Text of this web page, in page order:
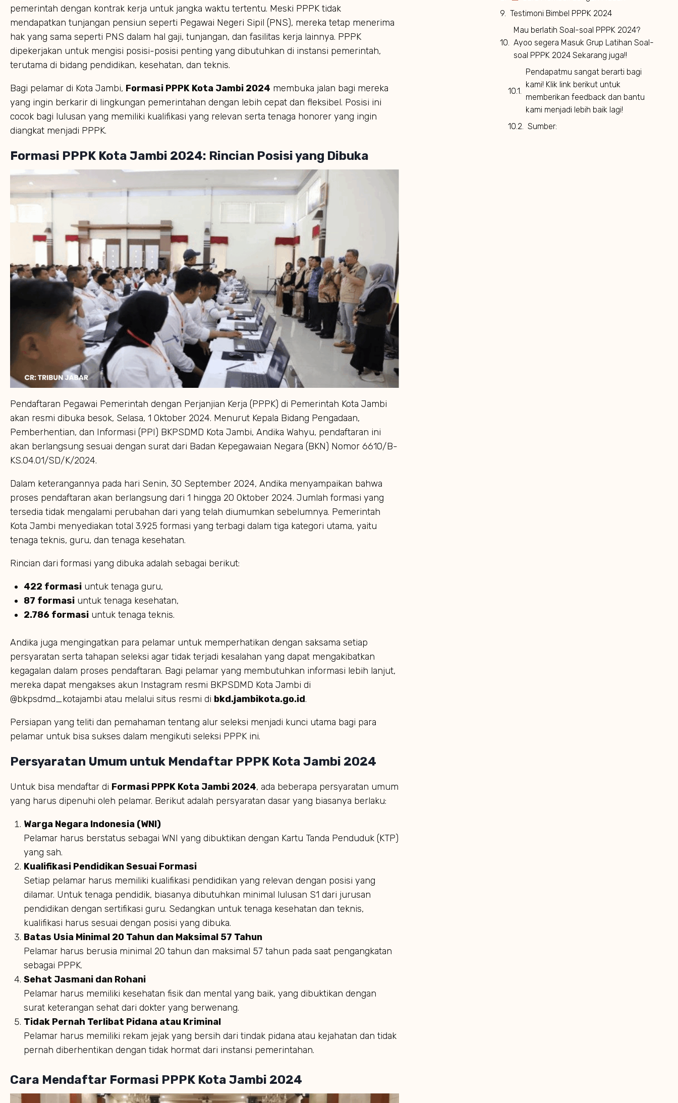
pemerintah dengan kontrak kerja untuk jangka waktu tertentu. Meski PPPK tidak
mendapatkan tunjangan pensiun seperti Pegawai Negeri Sipil (PNS), mereka tetap menerima
hak yang sama seperti PNS dalam hal gaji, tunjangan, dan fasilitas kerja lainnya. PPPK
dipekerjakan untuk mengisi posisi-posisi penting yang dibutuhkan di instansi pemerintah,
terutama di bidang pendidikan, kesehatan, dan teknis.
Bagi pelamar di Kota Jambi, Formasi PPPK Kota Jambi 2024 membuka jalan bagi mereka
yang ingin berkarir di lingkungan pemerintahan dengan lebih cepat dan fleksibel. Posisi ini
cocok bagi lulusan yang memiliki kualifikasi yang relevan serta tenaga honorer yang ingin
diangkat menjadi PPPK.
Formasi PPPK Kota Jambi 2024: Rincian Posisi yang Dibuka
Pendaftaran Pegawai Pemerintah dengan Perjanjian Kerja (PPPK) di Pemerintah Kota Jambi
akan resmi dibuka besok, Selasa, 1 Oktober 2024. Menurut Kepala Bidang Pengadaan,
Pemberhentian, dan Informasi (PPI) BKPSDMD Kota Jambi, Andika Wahyu, pendaftaran ini
akan berlangsung sesuai dengan surat dari Badan Kepegawaian Negara (BKN) Nomor 6610/B-
KS.04.01/SD/K/2024.
Dalam keterangannya pada hari Senin, 30 September 2024, Andika menyampaikan bahwa
proses pendaftaran akan berlangsung dari 1 hingga 20 Oktober 2024. Jumlah formasi yang
tersedia tidak mengalami perubahan dari yang telah diumumkan sebelumnya. Pemerintah
Kota Jambi menyediakan total 3.925 formasi yang terbagi dalam tiga kategori utama, yaitu
tenaga teknis, guru, dan tenaga kesehatan.
Rincian dari formasi yang dibuka adalah sebagai berikut:
422 formasi untuk tenaga guru,
87 formasi untuk tenaga kesehatan,
2.786 formasi untuk tenaga teknis.
Andika juga mengingatkan para pelamar untuk memperhatikan dengan saksama setiap
persyaratan serta tahapan seleksi agar tidak terjadi kesalahan yang dapat mengakibatkan
kegagalan dalam proses pendaftaran. Bagi pelamar yang membutuhkan informasi lebih lanjut,
mereka dapat mengakses akun Instagram resmi BKPSDMD Kota Jambi di
@bkpsdmd_kotajambi atau melalui situs resmi di bkd.jambikota.go.id.
Persiapan yang teliti dan pemahaman tentang alur seleksi menjadi kunci utama bagi para
pelamar untuk bisa sukses dalam mengikuti seleksi PPPK ini.
Persyaratan Umum untuk Mendaftar PPPK Kota Jambi 2024
Untuk bisa mendaftar di Formasi PPPK Kota Jambi 2024, ada beberapa persyaratan umum
yang harus dipenuhi oleh pelamar. Berikut adalah persyaratan dasar yang biasanya berlaku:
Warga Negara Indonesia (WNI)
Pelamar harus berstatus sebagai WNI yang dibuktikan dengan Kartu Tanda Penduduk (KTP)
yang sah.
Kualifikasi Pendidikan Sesuai Formasi
Setiap pelamar harus memiliki kualifikasi pendidikan yang relevan dengan posisi yang
dilamar. Untuk tenaga pendidik, biasanya dibutuhkan minimal lulusan S1 dari jurusan
pendidikan dengan sertifikasi guru. Sedangkan untuk tenaga kesehatan dan teknis,
kualifikasi harus sesuai dengan posisi yang dibuka.
Batas Usia Minimal 20 Tahun dan Maksimal 57 Tahun
Pelamar harus berusia minimal 20 tahun dan maksimal 57 tahun pada saat pengangkatan
sebagai PPPK.
Sehat Jasmani dan Rohani
Pelamar harus memiliki kesehatan fisik dan mental yang baik, yang dibuktikan dengan
surat keterangan sehat dari dokter yang berwenang.
Tidak Pernah Terlibat Pidana atau Kriminal
Pelamar harus memiliki rekam jejak yang bersih dari tindak pidana atau kejahatan dan tidak
pernah diberhentikan dengan tidak hormat dari instansi pemerintahan.
Cara Mendaftar Formasi PPPK Kota Jambi 2024
Testimoni Bimbel PPPK 2024
Mau berlatih Soal-soal PPPK 2024?
Ayoo segera Masuk Grup Latihan Soal-
soal PPPK 2024 Sekarang juga!!
Pendapatmu sangat berarti bagi
kami! Klik link berikut untuk
memberikan feedback dan bantu
kami menjadi lebih baik lagi!
Sumber: